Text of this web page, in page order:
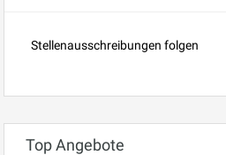
Stellenausschreibungen folgen
Top Angebote